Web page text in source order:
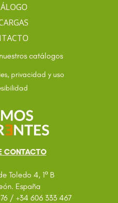
catálogos
privacidad y uso
CONTACTO
Toledo 4, 1º B
España
/ +34 606 333 467